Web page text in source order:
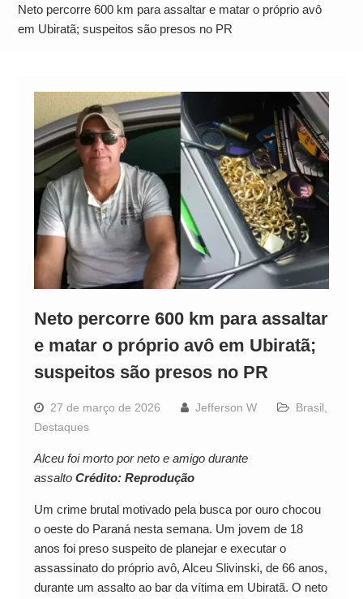
Alto
Neto percorre 600 km para assaltar e matar o próprio avô
em Ubiratã; suspeitos são presos no PR
Neto percorre 600 km para assaltar
e matar o próprio avô em Ubiratã;
suspeitos são presos no PR
27 de março de 2026 Jefferson W Brasil
Destaques
Alceu foi morto por neto e amigo durante
assalto Crédito: Reprodução
Um crime brutal motivado pela busca por ouro chocou
o oeste do Paraná nesta semana. Um jovem de 18
anos foi preso suspeito de planejar e executar o
assassinato do próprio avô, Alceu Slivinski, de 66 anos,
durante um assalto ao bar da vítima em Ubiratã. O neto